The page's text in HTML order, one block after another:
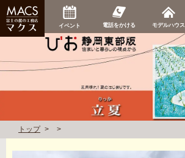
イベント 電話をかける モデルハウス
トップ